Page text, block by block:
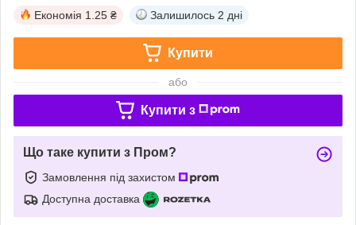
Економія 1.25 ₴ Залишилось 2 дні
Купити
або
Купити з
Що таке купити з Пром?
Замовлення під захистом
Доступна доставка